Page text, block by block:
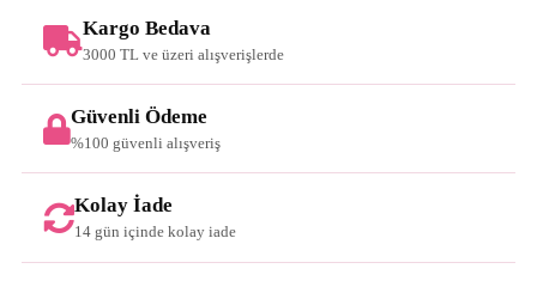
Kargo Bedava
3000 TL ve üzeri alışverişlerde
Güvenli Ödeme
%100 güvenli alışveriş
Kolay İade
14 gün içinde kolay iade